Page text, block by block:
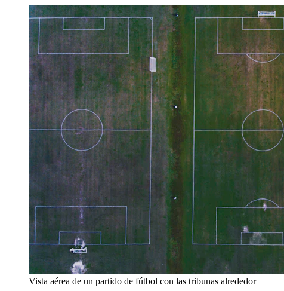
Vista aérea de un partido de fútbol con las tribunas alrededor